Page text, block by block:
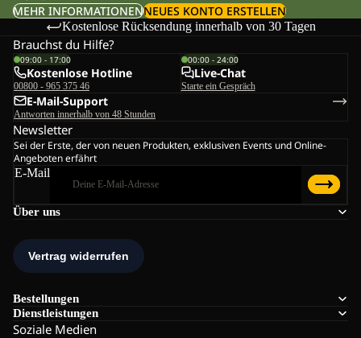
MEHR INFORMATIONENNEUES KONTO ERSTELLEN
Kostenlose Rücksendung innerhalb von 30 Tagen
Über uns
Bestellungen
Dienstleistungen
Soziale Medien
Brauchst du Hilfe?
09:00 - 17:00
Kostenlose Hotline
00800 - 965 375 46
00:00 - 24:00
Live-Chat
Starte ein Gespräch
E-Mail-Support
Antworten innerhalb von 48 Stunden
Newsletter
Sei der Erste, der von neuen Produkten, exklusiven Events und Online-
Angeboten erfährt
E-Mail